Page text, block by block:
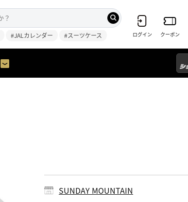
#JALカレンダー #スーツケース ログイン クーポン
SUNDAY MOUNTAIN